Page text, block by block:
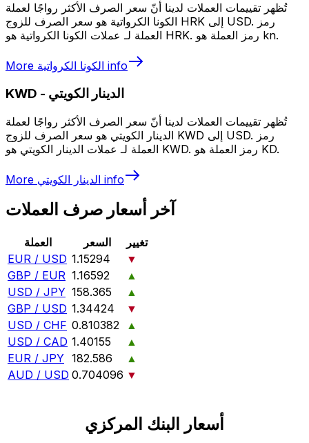
تُظهر تقييمات العملات لدينا أنّ سعر الصرف الأكثر رواجًا لعملة
الكونا الكرواتية هو سعر الصرف للزوج HRK إلى USD. رمز
العملة لـ عملات الكونا الكرواتية هو HRK. رمز العملة هو kn.
More الكونا الكرواتية info
KWD - الدينار الكويتي
تُظهر تقييمات العملات لدينا أنّ سعر الصرف الأكثر رواجًا لعملة
الدينار الكويتي هو سعر الصرف للزوج KWD إلى USD. رمز
العملة لـ عملات الدينار الكويتي هو KWD. رمز العملة هو KD.
More الدينار الكويتي info
آخر أسعار صرف العملات
العملة السعر
تغيير
EUR / USD 1.15294
▼
GBP / EUR 1.16592
▲
USD / JPY 158.365
▲
GBP / USD 1.34424
▼
USD / CHF 0.810382
▲
USD / CAD 1.40155
▲
EUR / JPY 182.586
▲
AUD / USD 0.704096 ▼
أسعار البنك المركزي